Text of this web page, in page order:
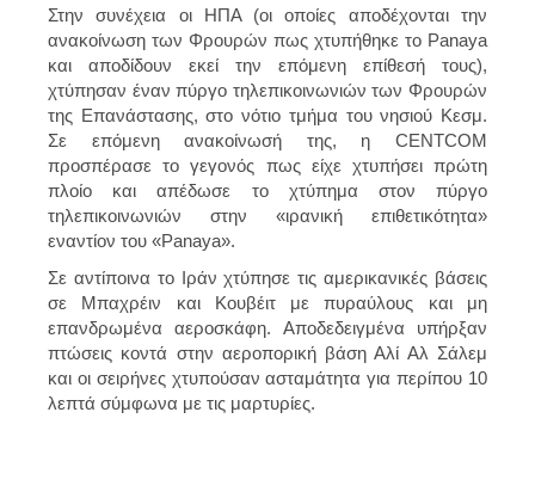
Στην συνέχεια οι ΗΠΑ (οι οποίες αποδέχονται την
ανακοίνωση των Φρουρών πως χτυπήθηκε το Panaya
και αποδίδουν εκεί την επόμενη επίθεσή τους),
χτύπησαν έναν πύργο τηλεπικοινωνιών των Φρουρών
της Επανάστασης, στο νότιο τμήμα του νησιού Κεσμ.
Σε επόμενη ανακοίνωσή της, η CENTCOM
προσπέρασε το γεγονός πως είχε χτυπήσει πρώτη
πλοίο και απέδωσε το χτύπημα στον πύργο
τηλεπικοινωνιών στην «ιρανική επιθετικότητα»
εναντίον του «Panaya».
Σε αντίποινα το Ιράν χτύπησε τις αμερικανικές βάσεις
σε Μπαχρέιν και Κουβέιτ με πυραύλους και μη
επανδρωμένα αεροσκάφη. Αποδεδειγμένα υπήρξαν
πτώσεις κοντά στην αεροπορική βάση Αλί Αλ Σάλεμ
και οι σειρήνες χτυπούσαν ασταμάτητα για περίπου 10
λεπτά σύμφωνα με τις μαρτυρίες.